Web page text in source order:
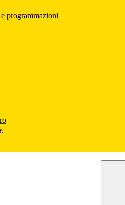
programmazioni